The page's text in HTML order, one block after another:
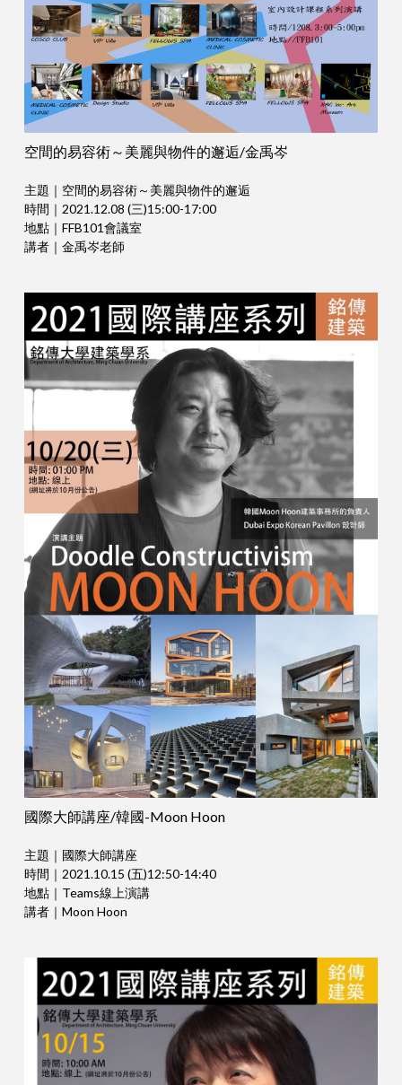
空間的易容術～美麗與物件的邂逅/金禹岑
主題｜空間的易容術～美麗與物件的邂逅
時間｜2021.12.08 (三)15:00-17:00
地點｜FFB101會議室
講者｜金禹岑老師
國際大師講座/韓國-Moon Hoon
主題｜國際大師講座
時間｜2021.10.15 (五)12:50-14:40
地點｜Teams線上演講
講者｜Moon Hoon